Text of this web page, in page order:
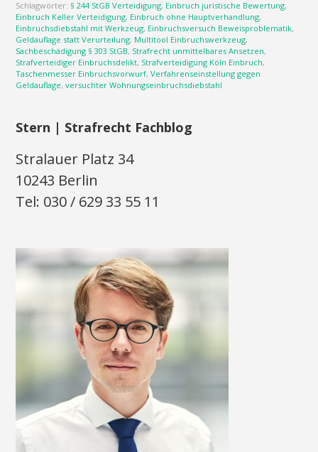
Schlagwörter: § 244 StGB Verteidigung, Einbruch juristische Bewertung,
Einbruch Keller Verteidigung, Einbruch ohne Hauptverhandlung,
Einbruchsdiebstahl mit Werkzeug, Einbruchsversuch Beweisproblematik,
Geldauflage statt Verurteilung, Multitool Einbruchswerkzeug,
Sachbeschädigung § 303 StGB, Strafrecht unmittelbares Ansetzen,
Strafverteidiger Einbruchsdelikt, Strafverteidigung Köln Einbruch,
Taschenmesser Einbruchsvorwurf,Verfahrenseinstellung gegen
Geldauflage,versuchter Wohnungseinbruchsdiebstahl
Stern | Strafrecht Fachblog
Stralauer Platz 34
10243 Berlin
Tel: 030 / 629 33 55 11